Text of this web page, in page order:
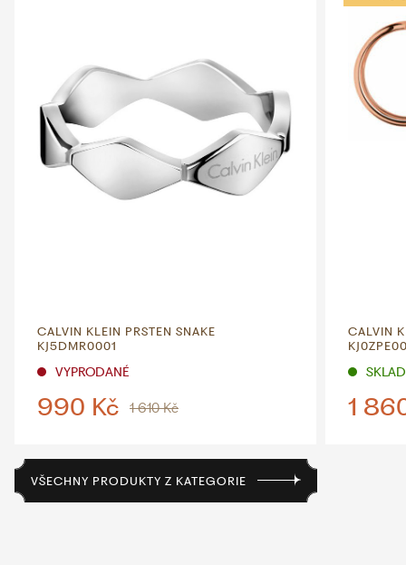
CALVIN KLEIN PRSTEN SNAKE
KJ5DMR0001
VYPRODANÉ
990 Kč 1 610 Kč
CALVIN
1
VŠECHNY PRODUKTY Z KATEGORIE